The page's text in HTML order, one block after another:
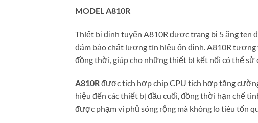
MODEL A810R
Thiết bị định tuyến A810R được trang bị 5 ăng ten
đảm bảo chất lượng tín hiệu ổn định. A810R tương
đồng thời, giúp cho những thiết bị kết nối có thể
A810Rđược tích hợp chip CPU tích hợp tăng
hiệu đến các thiết bị đầu cuối, đồng thời hạn chế
được phạm vi phủ sóng rộng mà không lo tiêu tốn